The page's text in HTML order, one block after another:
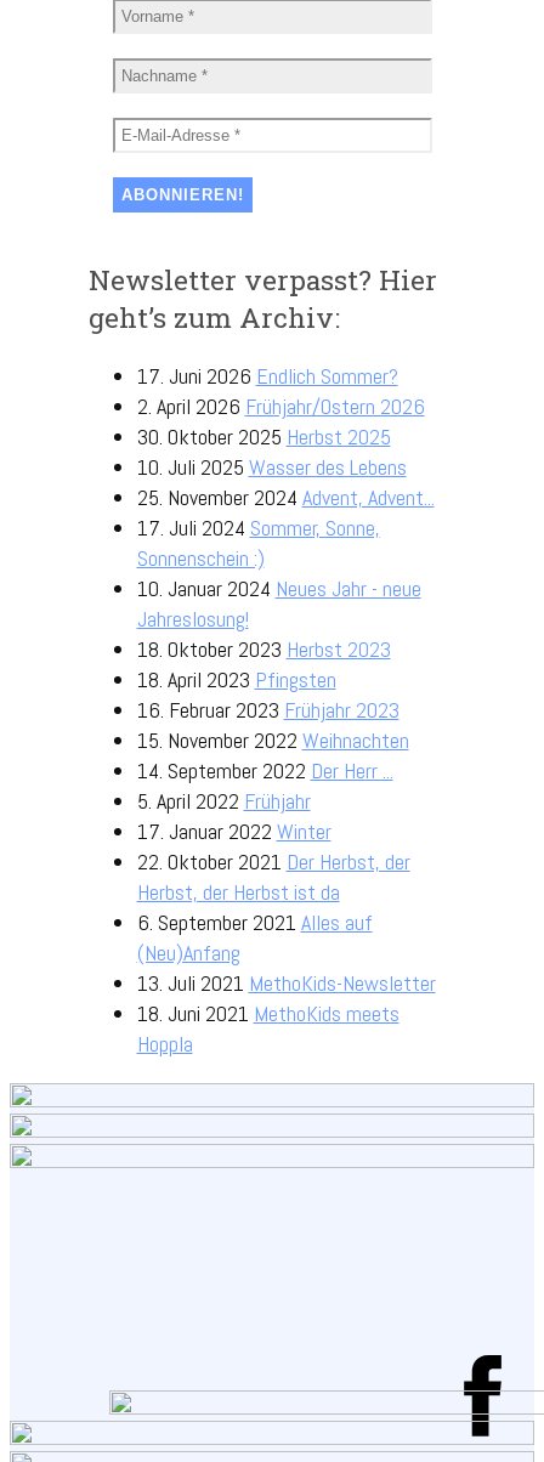
Newsletter verpasst? Hier
geht’s zum Archiv:
17. Juni 2026 Endlich Sommer?
2. April 2026 Frühjahr/Ostern 2026
30. Oktober 2025 Herbst 2025
10. Juli 2025 Wasser des Lebens
25. November 2024 Advent, Advent...
17. Juli 2024 Sommer, Sonne,
Sonnenschein :)
10. Januar 2024 Neues Jahr - neue
Jahreslosung!
18. Oktober 2023 Herbst 2023
18. April 2023 Pfingsten
16. Februar 2023 Frühjahr 2023
15. November 2022 Weihnachten
14. September 2022 Der Herr ...
5. April 2022 Frühjahr
17. Januar 2022 Winter
22. Oktober 2021 Der Herbst, der
Herbst, der Herbst ist da
6. September 2021 Alles auf
(Neu)Anfang
13. Juli 2021 MethoKids-Newsletter
18. Juni 2021 MethoKids meets
Hoppla